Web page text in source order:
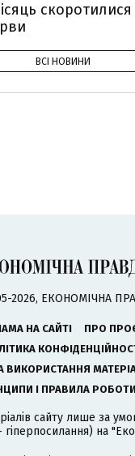
ВСІ НОВИНИ
2026, ЕКОНОМІЧНА
НА САЙТІ
ПРО
ВИКОРИСТАННЯ
І ПРАВИЛА
сайту лише за
на